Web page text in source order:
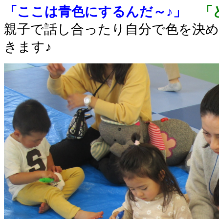
「ここは青色にするんだ～♪」
親子で話し合ったり自分で色を決
きます♪